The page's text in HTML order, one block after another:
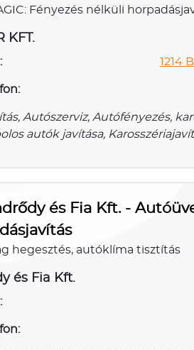
Fényezés nélküli
KFT.
1214
Autószerviz, Autófényezés,
autók javítása,
és Fia Kft. -
hegesztés, autóklíma tisztítás
és Fia Kft.